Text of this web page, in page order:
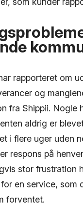
rapporteret om
og
fra Shippii. Nogle
aldrig er
i flere uger uden
respons på
stor frustration
en service, som
forventet.